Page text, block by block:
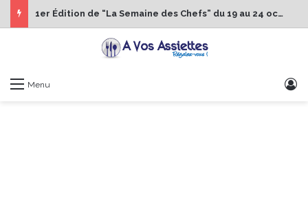
1er Édition de “La Semaine des Chefs” du 19 au 24 octobre 2026
Menu